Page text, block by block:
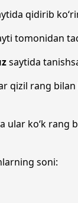
qidirib
tomonidan
saytida
qizil rang
ular ko‘k rang
soni: